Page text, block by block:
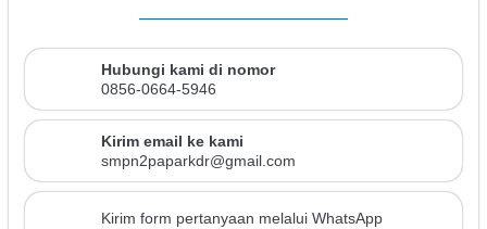
Hubungi kami di nomor
0856-0664-5946
Kirim email ke kami
smpn2paparkdr@gmail.com
Kirim form pertanyaan melalui WhatsApp